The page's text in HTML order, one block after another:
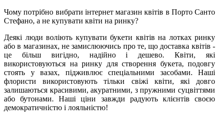
Чому потрібно вибрати інтернет магазин квітів в Порто Санто
Стефано, а не купувати квіти на ринку?
Деякі люди воліють купувати букети квітів на лотках ринку
або в магазинах, не замислюючись про те, що доставка квітів -
це більш вигідно, надійно і дешево. Квіти, які
використовуються на ринку для створення букета, подовгу
стоять у вазах, підживлює спеціальними засобами. Наші
флористи використовують тільки свіжі квіти, які довго
залишаються красивими, акуратними, з пружними суцвіттями
або бутонами. Наші ціни завжди радують клієнтів своєю
демократичністю і лояльністю!